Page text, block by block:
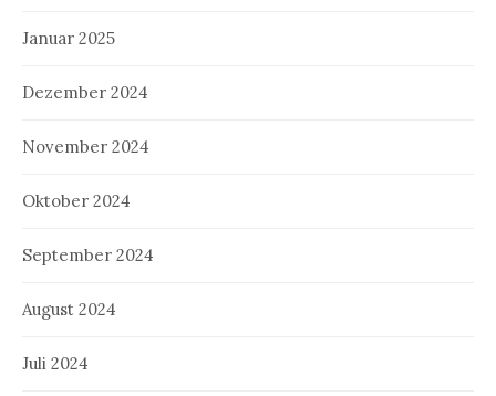
Januar 2025
Dezember 2024
November 2024
Oktober 2024
September 2024
August 2024
Juli 2024